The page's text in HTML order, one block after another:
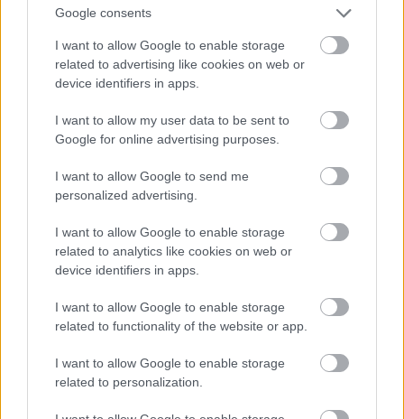
Google consents
I want to allow Google to enable storage
related to advertising like cookies on web or
device identifiers in apps.
I want to allow my user data to be sent to
Google for online advertising purposes.
I want to allow Google to send me
personalized advertising.
I want to allow Google to enable storage
related to analytics like cookies on web or
device identifiers in apps.
I want to allow Google to enable storage
related to functionality of the website or app.
I want to allow Google to enable storage
related to personalization.
mindenképpen Óbuda legjobb zenekara volt a
hatvanas évek közepén. Elődje, a Shouters 1963-ban
alakult, tagjai Varga László (basszusgitár), Túry…
A Decca-sztori folytatódik - Olympia
beatkorSzaki • 2017. június 13.